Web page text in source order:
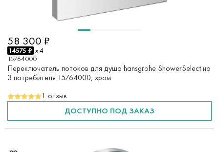
58 300 ₽
14575 ₽ x 4
15764000
Переключатель потоков для душа hansgrohe ShowerSelect на
3 потребителя 15764000, хром
1 отзыв
ДОСТУПНО ПОД ЗАКАЗ